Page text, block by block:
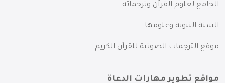
الجامع لعلوم القرآن وترجماته
السنة النبوية وعلومها
موقع الترجمات الصوتية للقرآن الكريم
مواقع تطوير مهارات الدعاة